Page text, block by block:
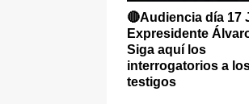
🔴Audiencia día 17
Expresidente
Siga aquí los
interrogatorios a
testigos